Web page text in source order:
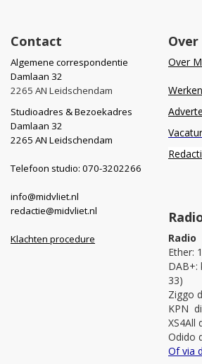
Contact
Algemene correspondentie
Damlaan 32
2265 AN Leidschendam
Studioadres & Bezoekadres
Damlaan 32
2265 AN Leidschendam
Telefoon studio: 070-3202266
info@midvliet.nl
redactie@midvliet.nl
Klachten procedure
Over
Over
Radio
Ether:
DAB+:
33)
Ziggo
KPN
XS4All
Odido
Of via